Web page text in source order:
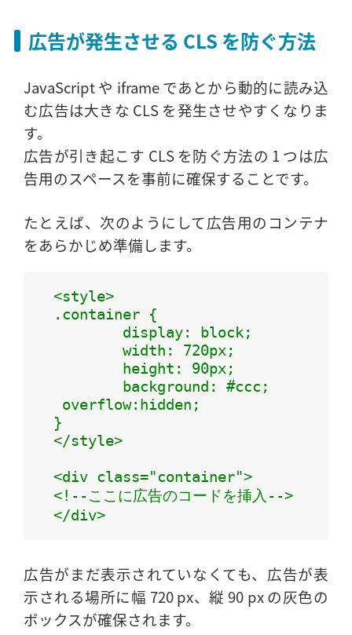
広告が発生させる CLS を防ぐ方法
JavaScript や iframe であとから動的に読み込
む広告は大きな CLS を発生させやすくなりま
す。
広告が引き起こす CLS を防ぐ方法の 1 つは広
告用のスペースを事前に確保することです。
たとえば、次のようにして広告用のコンテナ
をあらかじめ準備します。
<style>
.container {
	width: 720px;
}
</style>
<div class="container">
<!--ここに広告のコードを挿入-->
</div>
広告がまだ表示されていなくても、広告が表
示される場所に幅 720 px、縦 90 px の灰色の
ボックスが確保されます。